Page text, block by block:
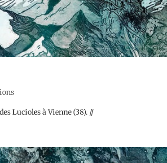
Lucioles à Vienne (38). //